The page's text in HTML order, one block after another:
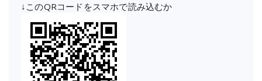
↓このQRコードをスマホで読み込むか